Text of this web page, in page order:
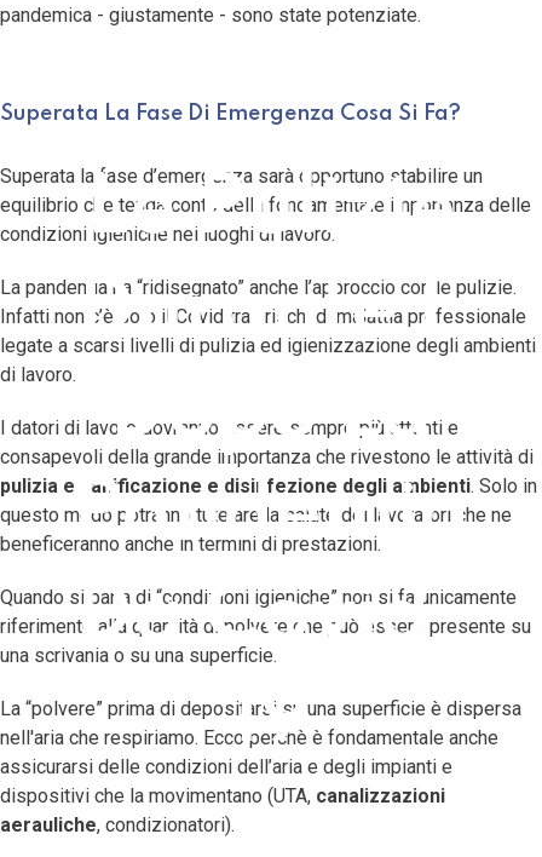
Le Pulizie
Durante E
Dopo La
Pandemia
Da Covid-
19
pandemica - giustamente - sono state potenziate.
Superata La Fase Di Emergenza Cosa Si Fa?
Superata la fase d’emergenza sarà opportuno stabilire un
equilibrio che tenga conto della fondamentale importanza delle
condizioni igieniche nei luoghi di lavoro.
La pandemia ha “ridisegnato” anche l’approccio con le pulizie.
Infatti non c’è solo il Covid tra i rischi di malattia professionale
legate a scarsi livelli di pulizia ed igienizzazione degli ambienti
di lavoro.
I datori di lavoro dovranno essere sempre più attenti e
consapevoli della grande importanza che rivestono le attività di
pulizia e sanificazione e disinfezione degli ambienti. Solo in
questo modo potranno tutelare la salute dei lavoratori che ne
beneficeranno anche in termini di prestazioni.
Quando si parla di “condizioni igieniche” non si fa unicamente
riferimento alla quantità di polvere che può essere presente su
una scrivania o su una superficie.
La “polvere” prima di depositarsi su una superficie è dispersa
nell'aria che respiriamo. Ecco perchè è fondamentale anche
assicurarsi delle condizioni dell’aria e degli impianti e
dispositivi che la movimentano (UTA, canalizzazioni
aerauliche, condizionatori).